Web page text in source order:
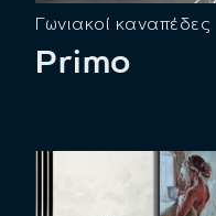
Γωνιακοί καναπέδες
Primo